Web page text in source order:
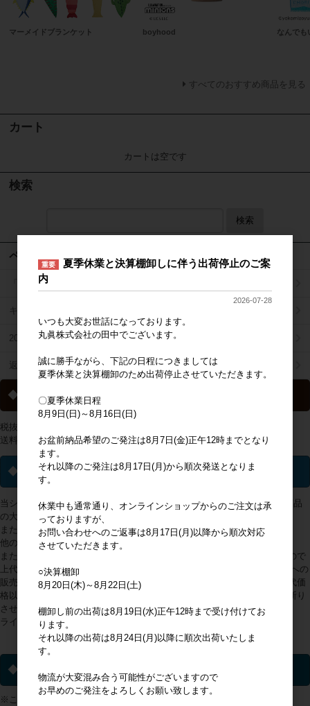
マーメイドブランケット boyhood なんでも
すべてのおすすめ商品を見る
カート
カートは空です
検索
検索
ページメニュー
「掛け払い決済」のご案内
キャラジャン
2025年秋冬商品リスト
返品特約について
◆ 送料について
税抜2万円以上の購入で送料無料
送料一覧はこちらから
◆ ライセンス商品について
当ショップで取り扱っておりますライセンス(キャラクター・ブランド)商品
の大多数は、販売地域が日本国内に限定されております。
また、アミューズメントへの使用は出来かねます。
他の製品や企業の販売促進、景品等にも使用できません。
また、弊社が商品画面に入力している上代以上での販売ができかねますので
上代を上げて販売されないようお願い申し上げます。 万が一、日本国外への
販売や、他の製品や企業の販売促進、景品等に利用されていること、上代価
格以上の販売が判明した際は、会員登録を抹消の上、今後のご利用をお断り
させていただくことをあらかじめご理解ください。
ライセンス商品以外についてはこの限りではありません。
ライセンス一覧▼
◆ 個人のお客様へ
※このサイトは企業様向けのサイトになります。
重要
夏季休業と決算棚卸しに伴う出荷停止のご案
内
2026-07-28
いつも大変お世話になっております。
丸眞株式会社の田中でございます。
誠に勝手ながら、下記の日程につきましては
夏季休業と決算棚卸のため出荷停止させていただきます。
〇夏季休業日程
8月9日(日)～8月16日(日)
お盆前納品希望のご発注は8月7日(金)正午12時までとなり
ます。
それ以降のご発注は8月17日(月)から順次発送となりま
す。
休業中も通常通り、オンラインショップからのご注文は承
っておりますが、
お問い合わせへのご返事は8月17日(月)以降から順次対応
させていただきます。
○決算棚卸
8月20日(木)～8月22日(土)
棚卸し前の出荷は8月19日(水)正午12時まで受け付けてお
ります。
それ以降の出荷は8月24日(月)以降に順次出荷いたしま
す。
物流が大変混み合う可能性がございますので
お早めのご発注をよろしくお願い致します。